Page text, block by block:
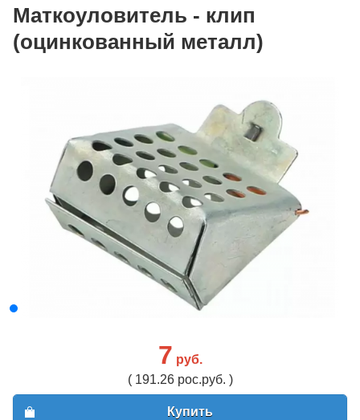
Маткоуловитель - клип
(оцинкованный металл)
7 руб.
( 191.26 рос.руб. )
Купить